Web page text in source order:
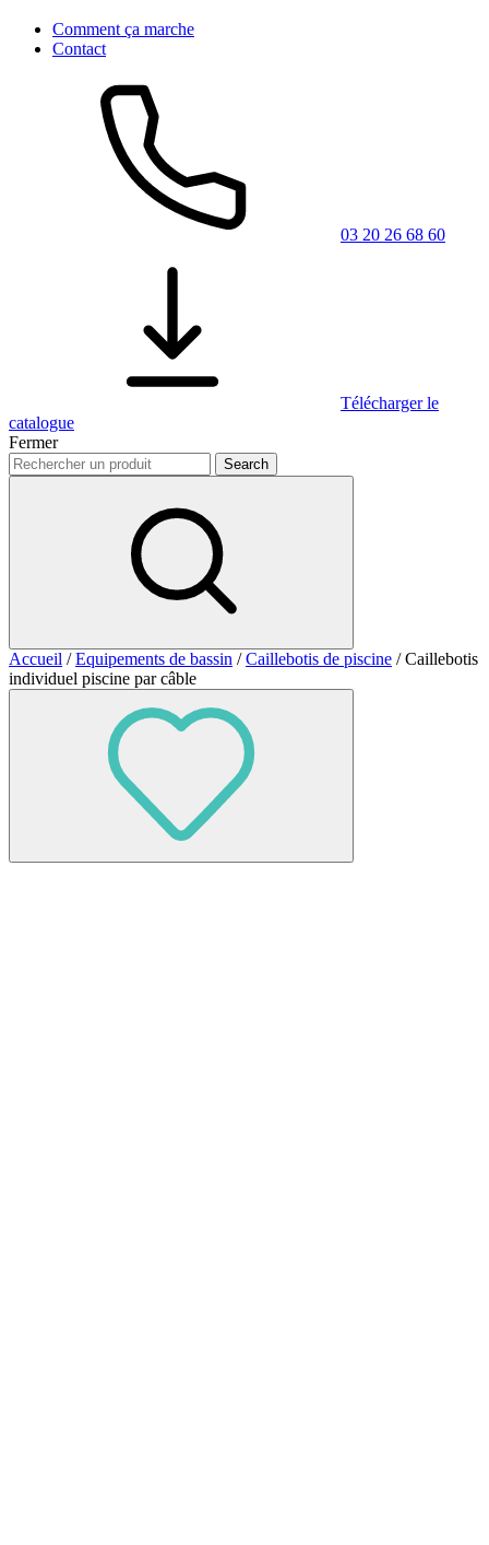
Comment ça marche
Contact
03 20 26 68 60
Télécharger le
catalogue
Fermer
Accueil /Equipements de bassin /Caillebotis de piscine / Caillebotis
individuel piscine par câble